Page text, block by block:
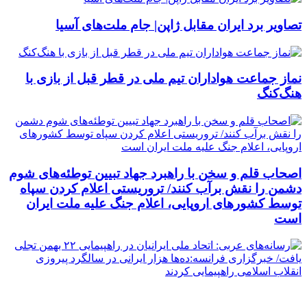
تصاویر برد ایران مقابل ژاپن| جام ملت‌های آسیا
نماز جماعت هواداران تیم ملی در قطر قبل از بازی با
هنگ‌کنگ
اصحاب قلم و سخن با راهبرد جهاد تبیین توطئه‌های شوم
دشمن را نقش برآب کنند/ تروریستی اعلام کردن سپاه
توسط کشورهای اروپایی، اعلام جنگ علیه ملت ایران
است